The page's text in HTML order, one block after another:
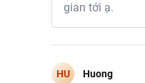
gian tới ạ.
HU Huong